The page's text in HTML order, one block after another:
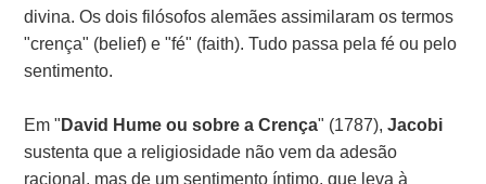
divina. Os dois filósofos alemães assimilaram os termos
"crença" (belief) e "fé" (faith). Tudo passa pela fé ou pelo
sentimento.
Em " David Hume ou sobre a Crença" (1787),Jacobi
sustenta que a religiosidade não vem da adesão
racional, mas de um sentimento íntimo, que leva à